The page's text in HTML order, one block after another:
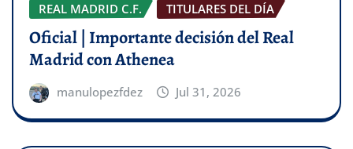
REAL MADRID C.F.
TITULARES DEL DÍA
Oficial | Importante decisión del Real
Madrid con Athenea
manulopezfdez Jul 31, 2026